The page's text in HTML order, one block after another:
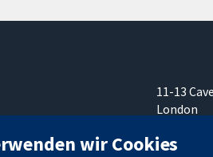
11-13
London
wir Cookies